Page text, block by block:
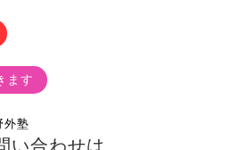
ます
外塾
い合わせは